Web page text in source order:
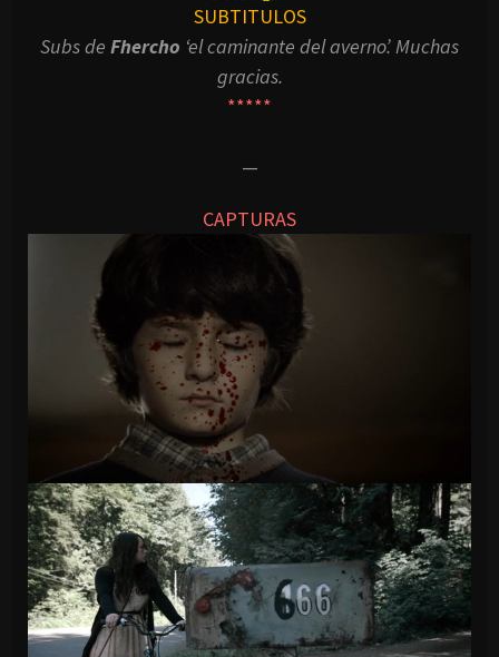
SUBTITULOS
Subs de Fhercho ‘el caminante del averno’. Muchas
gracias.
*****
—
CAPTURAS